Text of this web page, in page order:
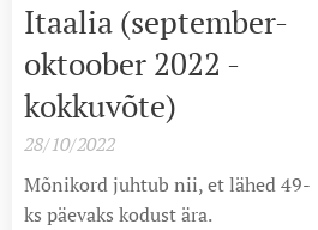
Itaalia (september-
oktoober 2022 -
kokkuvõte)
28/10/2022
Mõnikord juhtub nii, et lähed 49-
ks päevaks kodust ära.